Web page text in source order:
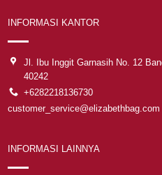
INFORMASI KANTOR
Jl. Ibu Inggit Garnasih No. 12
40242
+6282218136730
customer_service@elizabethbag.com
INFORMASI LAINNYA